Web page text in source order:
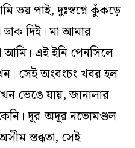
ভয় পাই, দুঃস্বপ্নে কুঁকড়ে
ডাক দিই। মা আমার
এই ইনি পেনসিলে
সেই অংবংচং খবর হল
ভেঙে যায়, জানালার
দূর-অদূর নভোমণ্ডল
স্তব্ধতা, সেই